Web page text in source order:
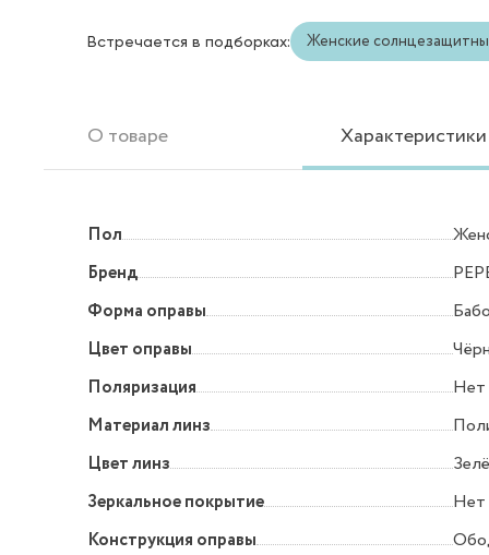
Встречается в подборках: Женские
О товаре Характеристики
Пол
Бренд
Форма оправы
Цвет оправы
Поляризация
Нет
Материал линз
Цвет линз
Зеркальное покрытие
Нет
Конструкция оправы